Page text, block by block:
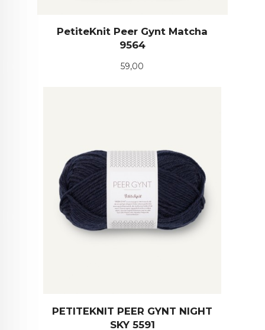
PetiteKnit Peer Gynt Matcha
9564
Pris
59,00
PETITEKNIT PEER GYNT NIGHT
SKY 5591